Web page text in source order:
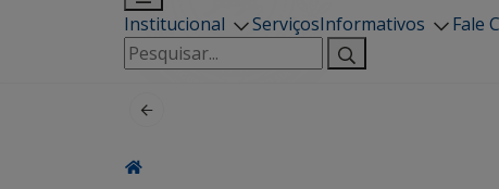
Institucional ServiçosInformativos
Fale
Pesquisar
por: